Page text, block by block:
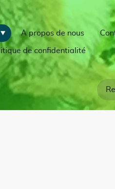
À propos de nous
de confidentialité